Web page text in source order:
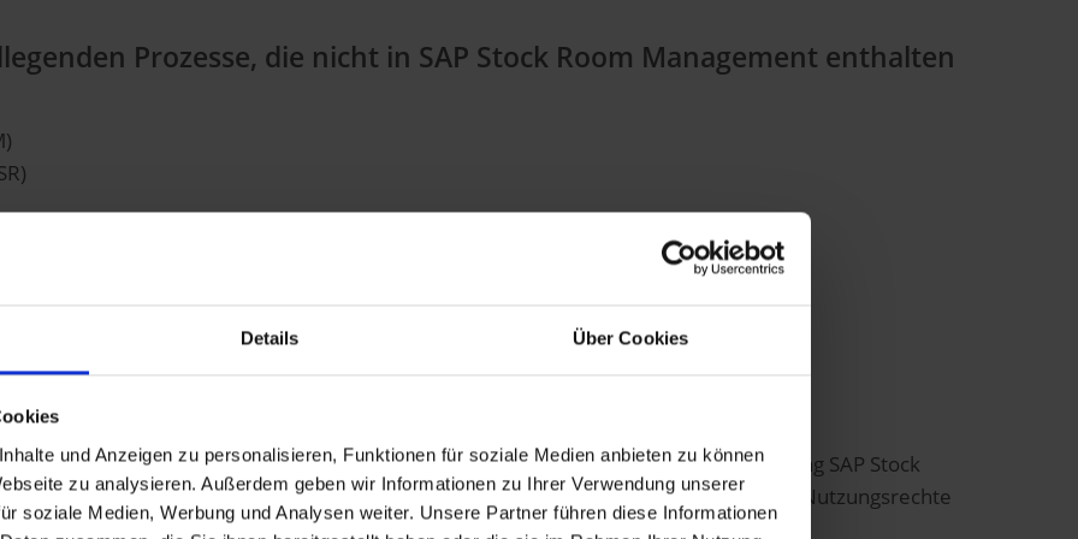
Details Über Cookies
und Anzeigen zu personalisieren, Funktionen für soziale Medien anbieten zu können
zu analysieren. Außerdem geben wir Informationen zu Ihrer Verwendung unserer
soziale Medien, Werbung und Analysen weiter. Unsere Partner führen diese Informationen
Prozesse, die nicht in SAP Stock Room Management enthalten
oder SAP EWM – Sie entscheiden!
Logistikprozesse steht an. Zur Wahl stehen: die deutliche schmälere Lösung SAP Stock
Lagerlösung der SAP. Warum Sie sich entscheiden sollten? Weil Ende 2025 die Nutzungsrechte
„Compatibility-Package“, für SAP WM in SAP S/4HANA auslaufen.